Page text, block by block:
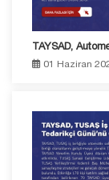
TAYSAD,
01 Haziran